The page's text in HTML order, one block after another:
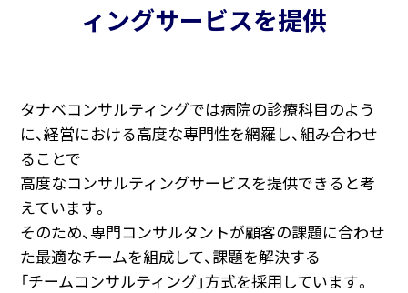
ィングサービスを提供
タナベコンサルティングでは病院の診療科目のよう
に、経営における高度な専門性を網羅し、組み合わせ
ることで
高度なコンサルティングサービスを提供できると考
えています。
そのため、専門コンサルタントが顧客の課題に合わせ
た最適なチームを組成して、課題を解決する
「チームコンサルティング」方式を採用しています。